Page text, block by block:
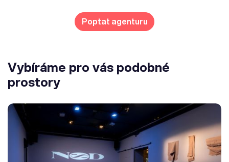
Poptat agenturu
Vybíráme pro vás podobné
prostory